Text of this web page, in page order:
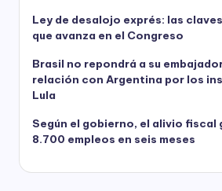
Ley de desalojo exprés: las
que avanza en el Congreso
Brasil no repondrá a su
relación con Argentina por los
Lula
Según el gobierno, el alivio fiscal
8.700 empleos en seis meses